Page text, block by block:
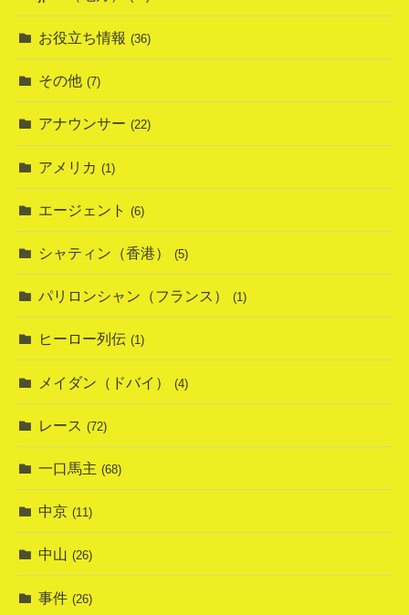
お役立ち情報 (36)
その他 (7)
アナウンサー (22)
アメリカ (1)
エージェント (6)
シャティン（香港） (5)
パリロンシャン（フランス） (1)
ヒーロー列伝 (1)
メイダン（ドバイ） (4)
レース (72)
一口馬主 (68)
中京 (11)
中山 (26)
事件 (26)